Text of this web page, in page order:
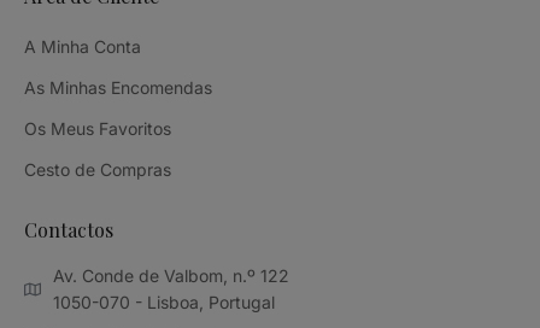
A Minha Conta
As Minhas Encomendas
Os Meus Favoritos
Cesto de Compras
Contactos
Av. Conde de Valbom, n.º 122
1050-070 - Lisboa, Portugal